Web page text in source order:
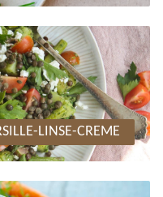
LINSE-CREME